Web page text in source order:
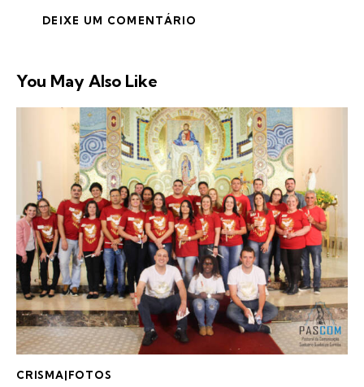
You May Also Like
CRISMA|FOTOS